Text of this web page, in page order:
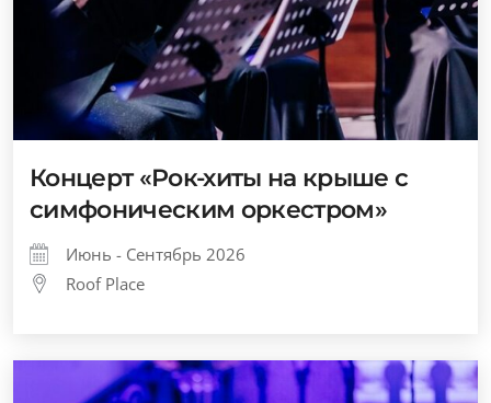
Концерт «Рок-хиты на крыше с
симфоническим оркестром»
Июнь - Сентябрь 2026
Roof Place